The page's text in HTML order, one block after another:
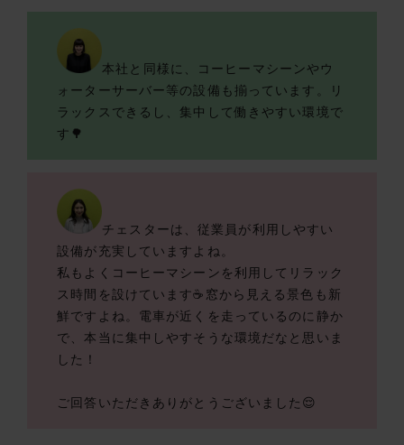
本社と同様に、コーヒーマシーンやウ
ォーターサーバー等の設備も揃っています。リ
ラックスできるし、集中して働きやすい環境で
す🌳
チェスターは、従業員が利用しやすい
設備が充実していますよね。
私もよくコーヒーマシーンを利用してリラック
ス時間を設けています☕窓から見える景色も新
鮮ですよね。電車が近くを走っているのに静か
で、本当に集中しやすそうな環境だなと思いま
した！
ご回答いただきありがとうございました😌